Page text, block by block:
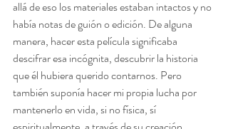
allá de eso los materiales estaban intactos y no
había notas de guión o edición. De alguna
manera, hacer esta película significaba
descifrar esa incógnita, descubrir la historia
que él hubiera querido contarnos. Pero
también suponía hacer mi propia lucha por
mantenerlo en vida, si no física, sí